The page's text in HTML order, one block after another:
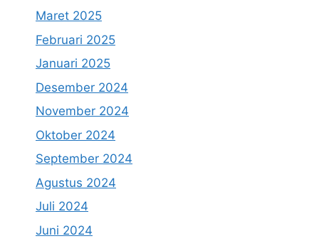
Maret 2025
Februari 2025
Januari 2025
Desember 2024
November 2024
Oktober 2024
September 2024
Agustus 2024
Juli 2024
Juni 2024